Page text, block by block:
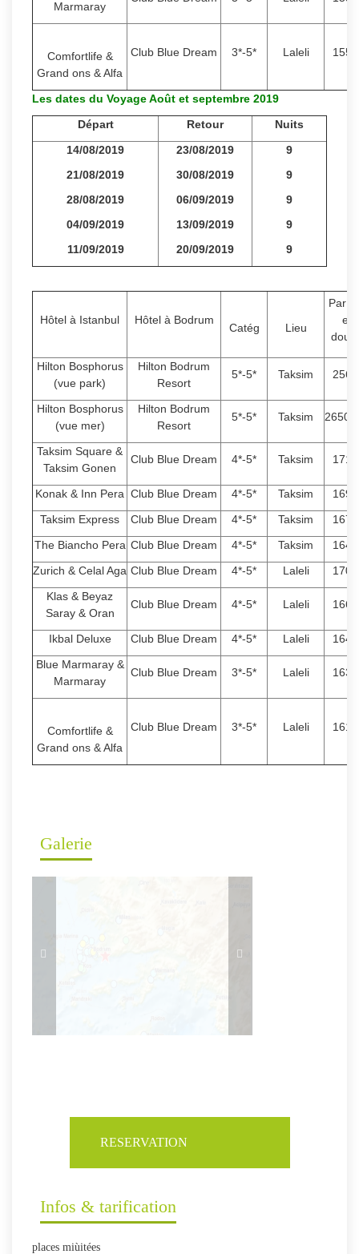
Marmaray
Comfortlife &
Grand ons & Alfa
Club Blue Dream 3*-5* Laleli
Les dates du Voyage Août et septembre 2019
Départ
Retour
Nuits
14/08/2019
21/08/2019
28/08/2019
04/09/2019
11/09/2019
23/08/2019
30/08/2019
06/09/2019
13/09/2019
20/09/2019
9
9
9
9
9
Hôtel à Istanbul Hôtel à Bodrum
Catég Lieu
Par
en
Hilton Bosphorus
(vue park)
Hilton Bodrum
Resort
5*-5* Taksim
Hilton Bosphorus
(vue mer)
Hilton Bodrum
Resort
5*-5* Taksim 26500
Taksim Square &
Taksim Gonen
Club Blue Dream 4*-5* Taksim
Konak & Inn Pera Club Blue Dream 4*-5* Taksim
Taksim Express
Club Blue Dream 4*-5* Taksim
The Biancho Pera Club Blue Dream 4*-5* Taksim
Zurich & Celal Aga Club Blue Dream 4*-5* Laleli
Klas & Beyaz
Saray & Oran
Club Blue Dream 4*-5* Laleli
Ikbal Deluxe Club Blue Dream 4*-5* Laleli
Blue Marmaray &
Marmaray
Club Blue Dream 3*-5* Laleli
Comfortlife &
Grand ons & Alfa
Club Blue Dream 3*-5* Laleli
Galerie
RESERVATION
Infos & tarification
places miùitées